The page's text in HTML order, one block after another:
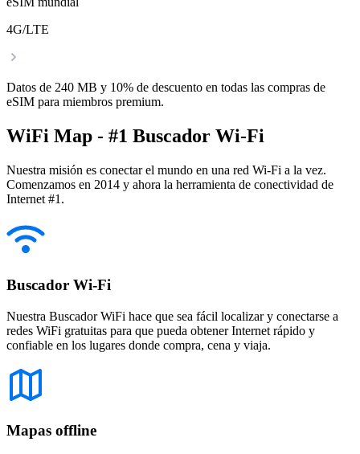
4G/LTE
Datos de 240 MB y 10% de descuento en todas las compras de
eSIM para miembros premium.
WiFi Map - #1 Buscador Wi-Fi
Nuestra misión es conectar el mundo en una red Wi-Fi a la vez.
Comenzamos en 2014 y ahora la herramienta de conectividad de
Internet #1.
Buscador Wi-Fi
Nuestra Buscador WiFi hace que sea fácil localizar y conectarse a
redes WiFi gratuitas para que pueda obtener Internet rápido y
confiable en los lugares donde compra, cena y viaja.
Mapas offline